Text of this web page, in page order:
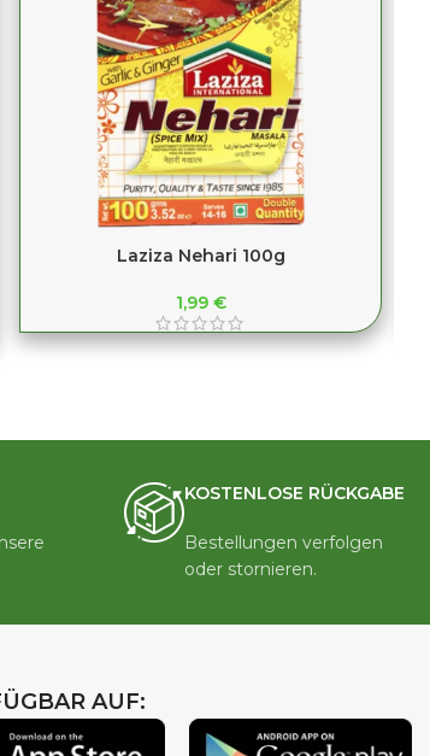
Laziza Nehari 100g
1,99 €
KOSTENLOSE RÜCKGABE
Bestellungen verfolgen
oder stornieren.
AUF: